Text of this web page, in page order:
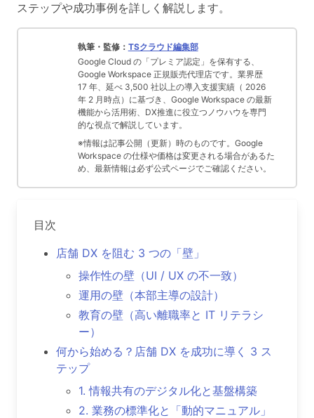
ステップや成功事例を詳しく解説します。
執筆・監修： TSクラウド編集部
Google Cloud の「プレミア認定」を保有する、
Google Workspace 正規販売代理店です。業界歴
17 年、延べ 3,500 社以上の導入支援実績（ 2026
年 2 月時点）に基づき、Google Workspace の最新
機能から活用術、DX推進に役立つノウハウを専門
的な視点で解説しています。
※情報は記事公開（更新）時のものです。Google
Workspace の仕様や価格は変更される場合があるた
め、最新情報は必ず公式ページでご確認ください。
目次
店舗 DX を阻む 3 つの「壁」
操作性の壁（UI / UX の不一致）
運用の壁（本部主導の設計）
教育の壁（高い離職率と IT リテラシ
ー）
何から始める？店舗 DX を成功に導く 3 ス
テップ
1. 情報共有のデジタル化と基盤構築
2. 業務の標準化と「動的マニュアル」